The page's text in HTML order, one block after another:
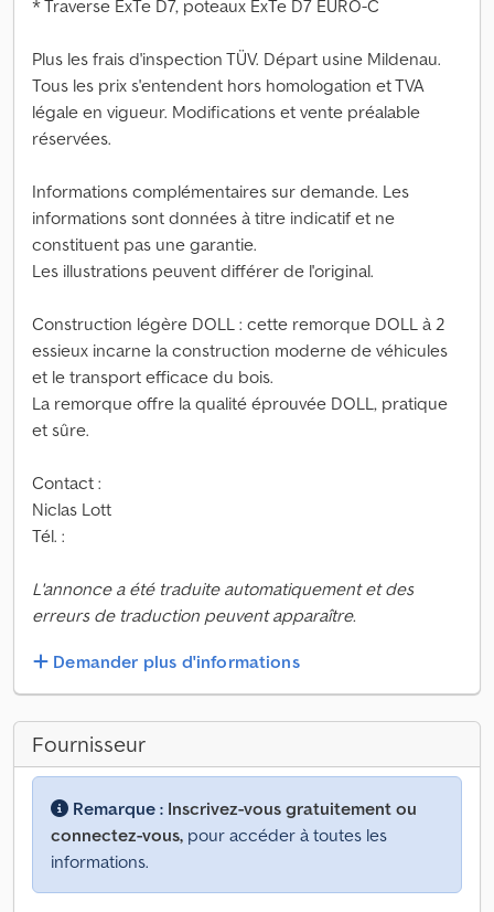
* Traverse ExTe D7, poteaux ExTe D7 EURO-C
Plus les frais d'inspection TÜV. Départ usine Mildenau.
Tous les prix s'entendent hors homologation et TVA
légale en vigueur. Modifications et vente préalable
réservées.
Informations complémentaires sur demande. Les
informations sont données à titre indicatif et ne
constituent pas une garantie.
Les illustrations peuvent différer de l'original.
Construction légère DOLL : cette remorque DOLL à 2
essieux incarne la construction moderne de véhicules
et le transport efficace du bois.
La remorque offre la qualité éprouvée DOLL, pratique
et sûre.
Contact :
Niclas Lott
Tél. :
L'annonce a été traduite automatiquement et des
erreurs de traduction peuvent apparaître.
Demander plus d'informations
Fournisseur
Remarque : Inscrivez-vous gratuitement ou
connectez-vous, pour accéder à toutes les
informations.